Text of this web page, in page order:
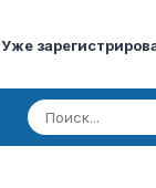
Уже